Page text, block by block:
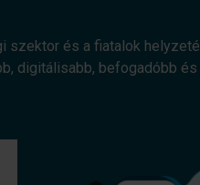
szektor és a fiatalok
digitálisabb, befogadóbb